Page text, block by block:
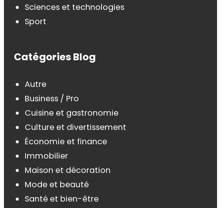
Sciences et technologies
Sport
Catégories Blog
Autre
Business / Pro
Cuisine et gastronomie
Culture et divertissement
Économie et finance
Immobilier
Maison et décoration
Mode et beauté
Santé et bien-être